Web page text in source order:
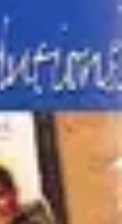
Sécurité à